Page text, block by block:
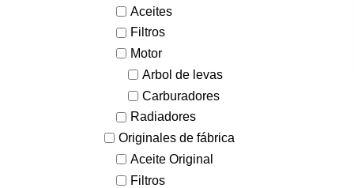
Aceites
Filtros
Motor
Arbol de levas
Carburadores
Radiadores
Originales de fábrica
Aceite Original
Filtros